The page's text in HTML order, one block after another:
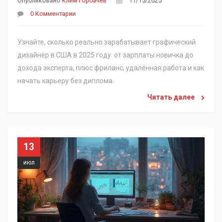
0 Комментарии
Узнайте, сколько реально зарабатывает графический
дизайнер в США в 2025 году: от зарплаты новичка до
дохода эксперта, плюс фриланс, удалённая работа и как
начать карьеру без диплома.
Читать далее
13
июл